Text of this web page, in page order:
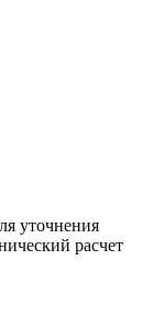
уточнения
расчет